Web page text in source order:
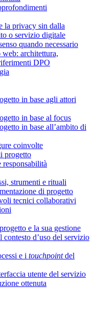
la privacy sin dalla
o servizio digitale
quando necessario
architettura,
DPO
in base agli attori
in base al focus
in base all’ambito di
coinvolte
progetto
strumenti e rituali
di progetto
tecnici collaborativi
e la sua gestione
d’uso del servizio
e i touchpointdel
utente del servizio
ottenuta